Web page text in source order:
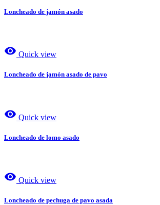
Loncheado de jamón asado
visibility Quick view
Loncheado de jamón asado de pavo
visibility Quick view
Loncheado de lomo asado
visibility Quick view
Loncheado de pechuga de pavo asada